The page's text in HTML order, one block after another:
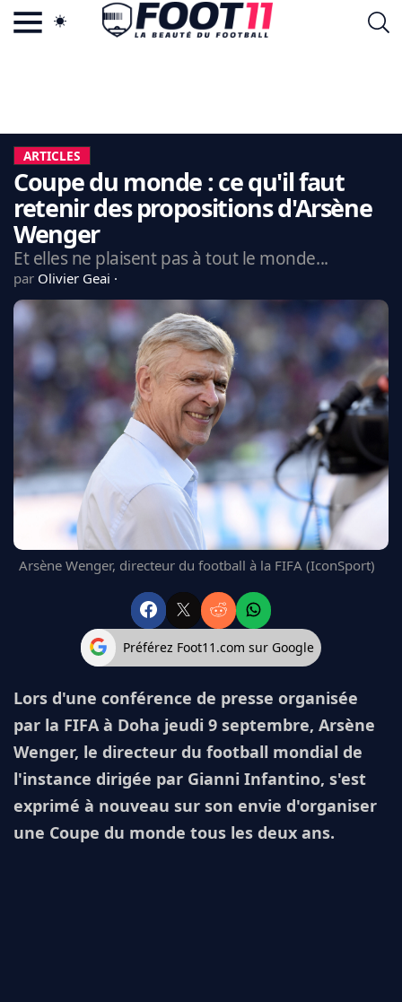
LA CHARTE
VIE PRIVÉE
CGU
CONTACTEZ-NOUS
CDM 2026
EDF
PSG
LIGUE 1
REAL MADRID
FC BARCELONE
MANCHESTER UNITED
CHELSEA
ARSENAL
L'AVIS DE LA RÉDAC'
ARTICLES
Coupe du monde : ce qu'il faut
retenir des propositions d'Arsène
Wenger
Et elles ne plaisent pas à tout le monde...
par Olivier Geai
Arsène Wenger, directeur du football à la FIFA (IconSport)
Préférez Foot11.com sur Google
Lors d'une conférence de presse organisée
par la FIFA à Doha jeudi 9 septembre, Arsène
Wenger, le directeur du football mondial de
l'instance dirigée par Gianni Infantino, s'est
exprimé à nouveau sur son envie d'organiser
une Coupe du monde tous les deux ans.